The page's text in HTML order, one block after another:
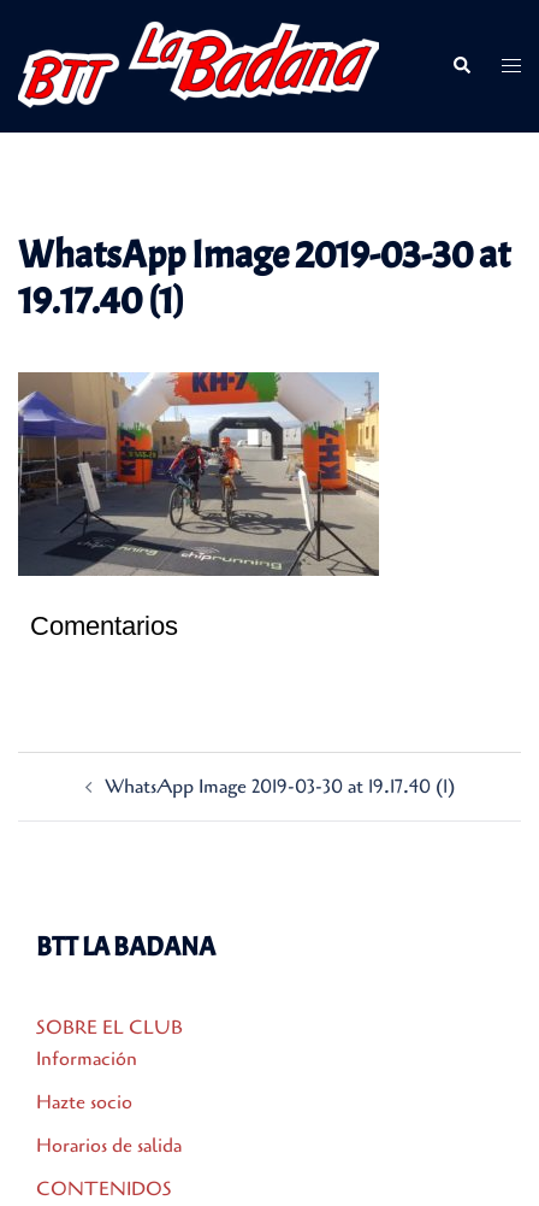
contenido
Buscar
WhatsApp Image 2019-03-30 at
19.17.40 (1)
Comentarios
WhatsApp Image 2019-03-30 at 19.17.40 (1)
BTT LA BADANA
SOBRE EL CLUB
Información
Hazte socio
Horarios de salida
CONTENIDOS